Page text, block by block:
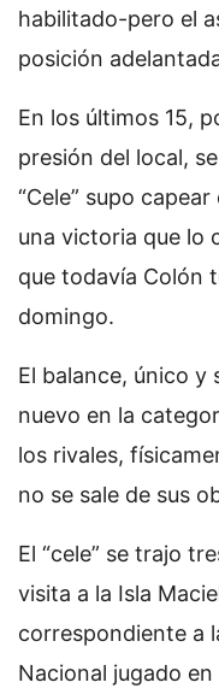
habilitado-pero el
posición
En los últimos 15,
presión del local,
“Cele” supo
una victoria que lo
que todavía Colón
domingo.
El balance, único y
nuevo en la
los rivales,
no se sale de sus
El “cele” se trajo
visita a la Isla
correspondiente a
Nacional jugado en